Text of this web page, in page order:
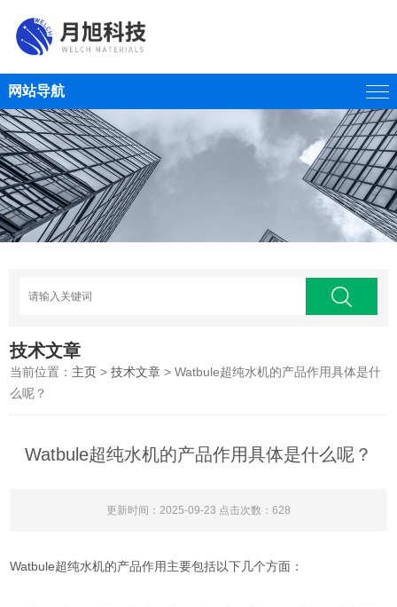
网站导航
技术文章
当前位置： 主页 >技术文章 > Watbule超纯水机的产品作用具体是什
么呢？
Watbule超纯水机的产品作用具体是什么呢？
更新时间：2025-09-23 点击次数：628
Watbule超纯水机的产品作用主要包括以下几个方面：